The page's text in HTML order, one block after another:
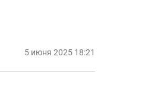
5 июня 2025 18:21